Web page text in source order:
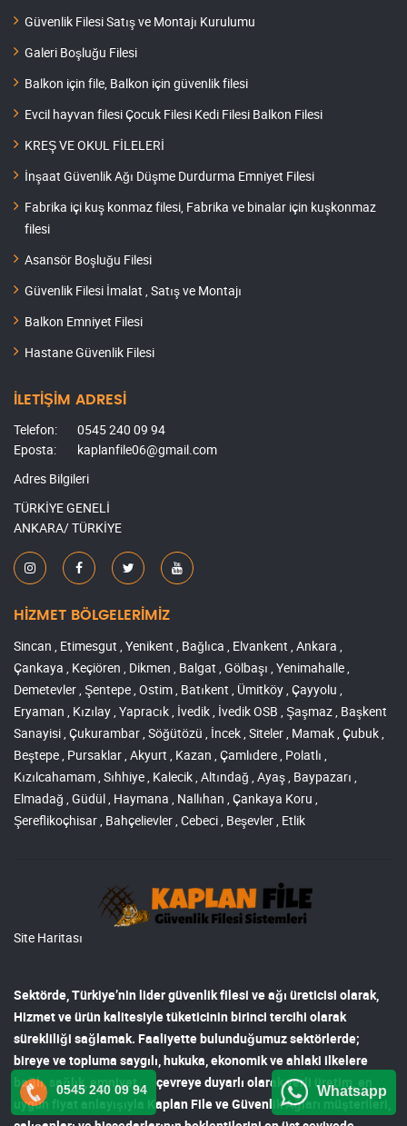
Güvenlik Filesi Satış ve Montajı Kurulumu
Galeri Boşluğu Filesi
Balkon için file, Balkon için güvenlik filesi
Evcil hayvan filesi Çocuk Filesi Kedi Filesi Balkon Filesi
KREŞ VE OKUL FİLELERİ
İnşaat Güvenlik Ağı Düşme Durdurma Emniyet Filesi
Fabrika içi kuş konmaz filesi, Fabrika ve binalar için kuşkonmaz
filesi
Asansör Boşluğu Filesi
Güvenlik Filesi İmalat , Satış ve Montajı
Balkon Emniyet Filesi
Hastane Güvenlik Filesi
İLETİŞİM ADRESİ
Telefon:
0545 240 09 94
Eposta:
kaplanfile06@gmail.com
Adres Bilgileri
TÜRKİYE GENELİ
ANKARA/ TÜRKİYE
HİZMET BÖLGELERİMİZ
Sincan , Etimesgut , Yenikent , Bağlıca , Elvankent , Ankara ,
Çankaya , Keçiören , Dikmen , Balgat , Gölbaşı , Yenimahalle ,
Demetevler , Şentepe , Ostim , Batıkent , Ümitköy , Çayyolu ,
Eryaman , Kızılay , Yapracık , İvedik , İvedik OSB , Şaşmaz , Başkent
Sanayisi , Çukurambar , Söğütözü , İncek , Siteler , Mamak , Çubuk ,
Beştepe , Pursaklar , Akyurt , Kazan , Çamlıdere , Polatlı ,
Kızılcahamam , Sıhhiye , Kalecik , Altındağ , Ayaş , Baypazarı ,
Elmadağ , Güdül , Haymana , Nallıhan , Çankaya Koru ,
Şereflikoçhisar , Bahçelievler , Cebeci , Beşevler , Etlik
Site Haritası
Sektörde, Türkiye’nin lidergüvenlik filesi ve ağı üreticisi olarak,
Hizmet ve ürün kalitesiyle tüketicinin birinci tercihi olarak
sürekliliği sağlamak. Faaliyette bulunduğumuz sektörlerde;
bireye ve topluma saygılı, hukuka, ekonomik ve ahlaki ilkelere
bağlı, sağlık, emniyet, çevreye duyarlı olarak yerli üretim, en
uygun fiyat anlayışıyla
Kaplan File ve Güvenlik Ağları
müşterileri,
0545 240 09 94 Whatsapp